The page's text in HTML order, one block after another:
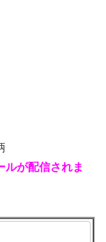
ルが配信されま